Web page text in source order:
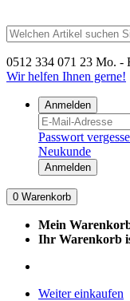
0512 334 071 23 Mo. -
Wir helfen Ihnen gerne!
Anmelden
Passwort
Neukunde
Anmelden
0 Warenkorb
Mein
Ihr Warenkorb
Weiter einkaufen